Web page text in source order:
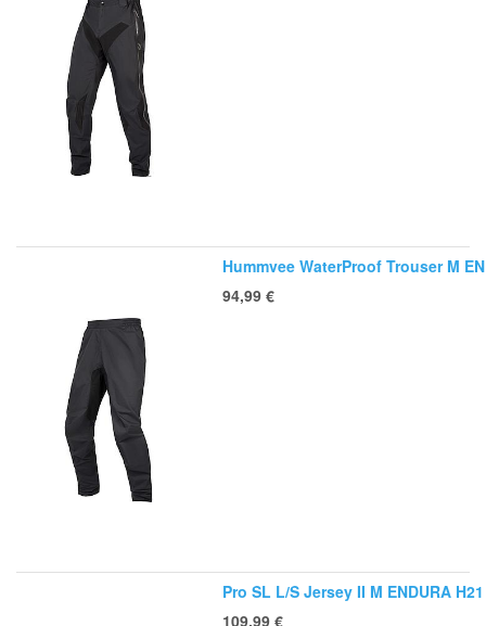
Hummvee WaterProof Trouser M
94,99 €
Pro SL L/S Jersey II M ENDURA H21
109,99 €